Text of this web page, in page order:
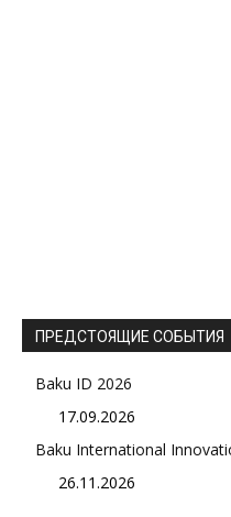
ПРЕДСТОЯЩИЕ СОБЫТИЯ
Baku ID 2026
17.09.2026
Baku International
26.11.2026